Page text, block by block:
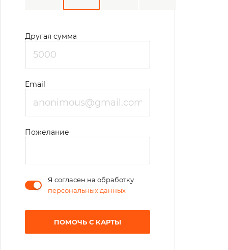
Другая сумма
Email
Пожелание
Я согласен на обработку
персональных данных
ПОМОЧЬ С КАРТЫ